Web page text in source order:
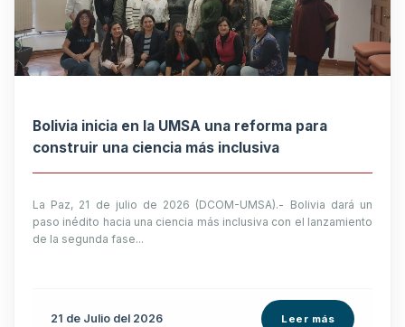
Bolivia inicia en la UMSA una reforma para
construir una ciencia más inclusiva
La Paz, 21 de julio de 2026 (DCOM-UMSA).- Bolivia dará un
paso inédito hacia una ciencia más inclusiva con el lanzamiento
de la segunda fase...
21 de Julio del 2026 Leer más